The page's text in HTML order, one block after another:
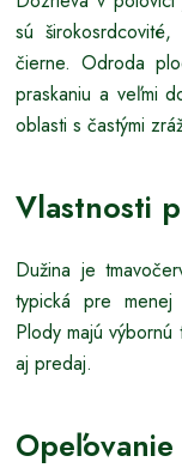
sú
čierne. Odroda
praskaniu a veľmi
oblasti s častými
Vlastnosti
Dužina je
typická pre
Plody majú
aj predaj.
Opeľovanie